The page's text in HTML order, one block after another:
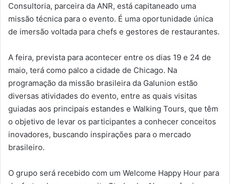
Consultoria, parceira da ANR, está capitaneado uma
missão técnica para o evento. É uma oportunidade única
de imersão voltada para chefs e gestores de restaurantes.
A feira, prevista para acontecer entre os dias 19 e 24 de
maio, terá como palco a cidade de Chicago. Na
programação da missão brasileira da Galunion estão
diversas atividades do evento, entre as quais visitas
guiadas aos principais estandes e Walking Tours, que têm
o objetivo de levar os participantes a conhecer conceitos
inovadores, buscando inspirações para o mercado
brasileiro.
O grupo será recebido com um Welcome Happy Hour para